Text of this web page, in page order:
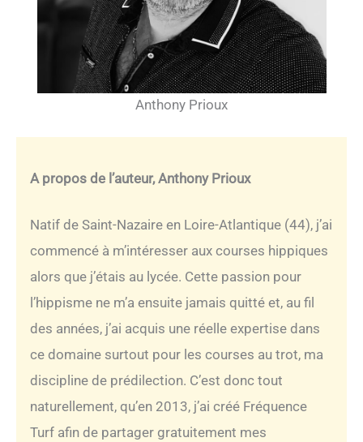
Anthony Prioux
A propos de l’auteur, Anthony Prioux
Natif de Saint-Nazaire en Loire-Atlantique (44), j’ai
commencé à m’intéresser aux courses hippiques
alors que j’étais au lycée. Cette passion pour
l’hippisme ne m’a ensuite jamais quitté et, au fil
des années, j’ai acquis une réelle expertise dans
ce domaine surtout pour les courses au trot, ma
discipline de prédilection. C’est donc tout
naturellement, qu’en 2013, j’ai créé Fréquence
Turf afin de partager gratuitement mes